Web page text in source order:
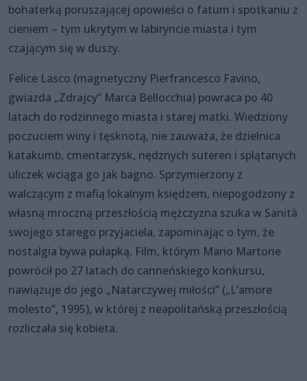
bohaterką poruszającej opowieści o fatum i spotkaniu z
cieniem – tym ukrytym w labiryncie miasta i tym
czającym się w duszy.
Felice Lasco (magnetyczny Pierfrancesco Favino,
gwiazda „Zdrajcy” Marca Bellocchia) powraca po 40
latach do rodzinnego miasta i starej matki. Wiedziony
poczuciem winy i tęsknotą, nie zauważa, że dzielnica
katakumb, cmentarzysk, nędznych suteren i splątanych
uliczek wciąga go jak bagno. Sprzymierzony z
walczącym z mafią lokalnym księdzem, niepogodzony z
własną mroczną przeszłością mężczyzna szuka w Sanità
swojego starego przyjaciela, zapominając o tym, że
nostalgia bywa pułapką. Film, którym Mario Martone
powrócił po 27 latach do canneńskiego konkursu,
nawiązuje do jego „Natarczywej miłości” („L’amore
molesto”, 1995), w której z neapolitańską przeszłością
rozliczała się kobieta.